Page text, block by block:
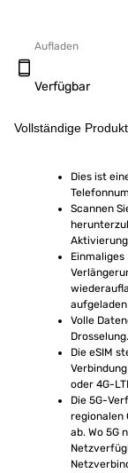
Aufladen
Verfügbar
Vollständige
Dies ist
Scannen
Volle
Die eSIM
oder 4G-
Die 5G-
regionalen
ab. Wo 5G